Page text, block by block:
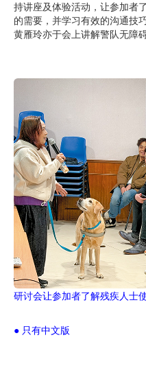
持讲座及体验活动，让参加者
的需要，并学习有效的沟通技
黄雁玲亦于会上讲解警队无障
研讨会让参加者了解残疾人士
● 只有中文版